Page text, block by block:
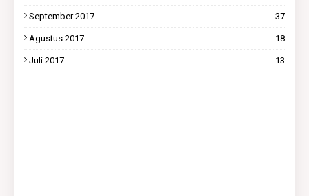
September 2017 37
Agustus 2017 18
Juli 2017 13